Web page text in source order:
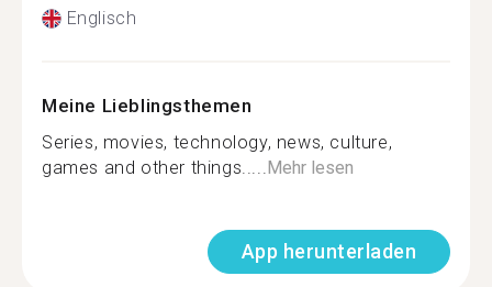
Englisch
Meine Lieblingsthemen
Series, movies, technology, news, culture,
games and other things.....Mehr lesen
App herunterladen